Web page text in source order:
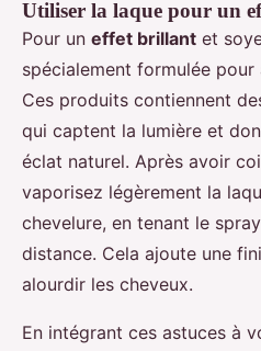
Utiliser la laque pour un
Pour un effet brillant et
spécialement formulée
Ces produits contiennent
qui captent la lumière et
éclat naturel. Après avoir
vaporisez légèrement la
chevelure, en tenant le
distance. Cela ajoute une
alourdir les cheveux.
En intégrant ces astuces à